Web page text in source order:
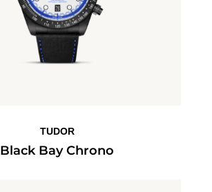
TUDOR
Black Bay Chrono